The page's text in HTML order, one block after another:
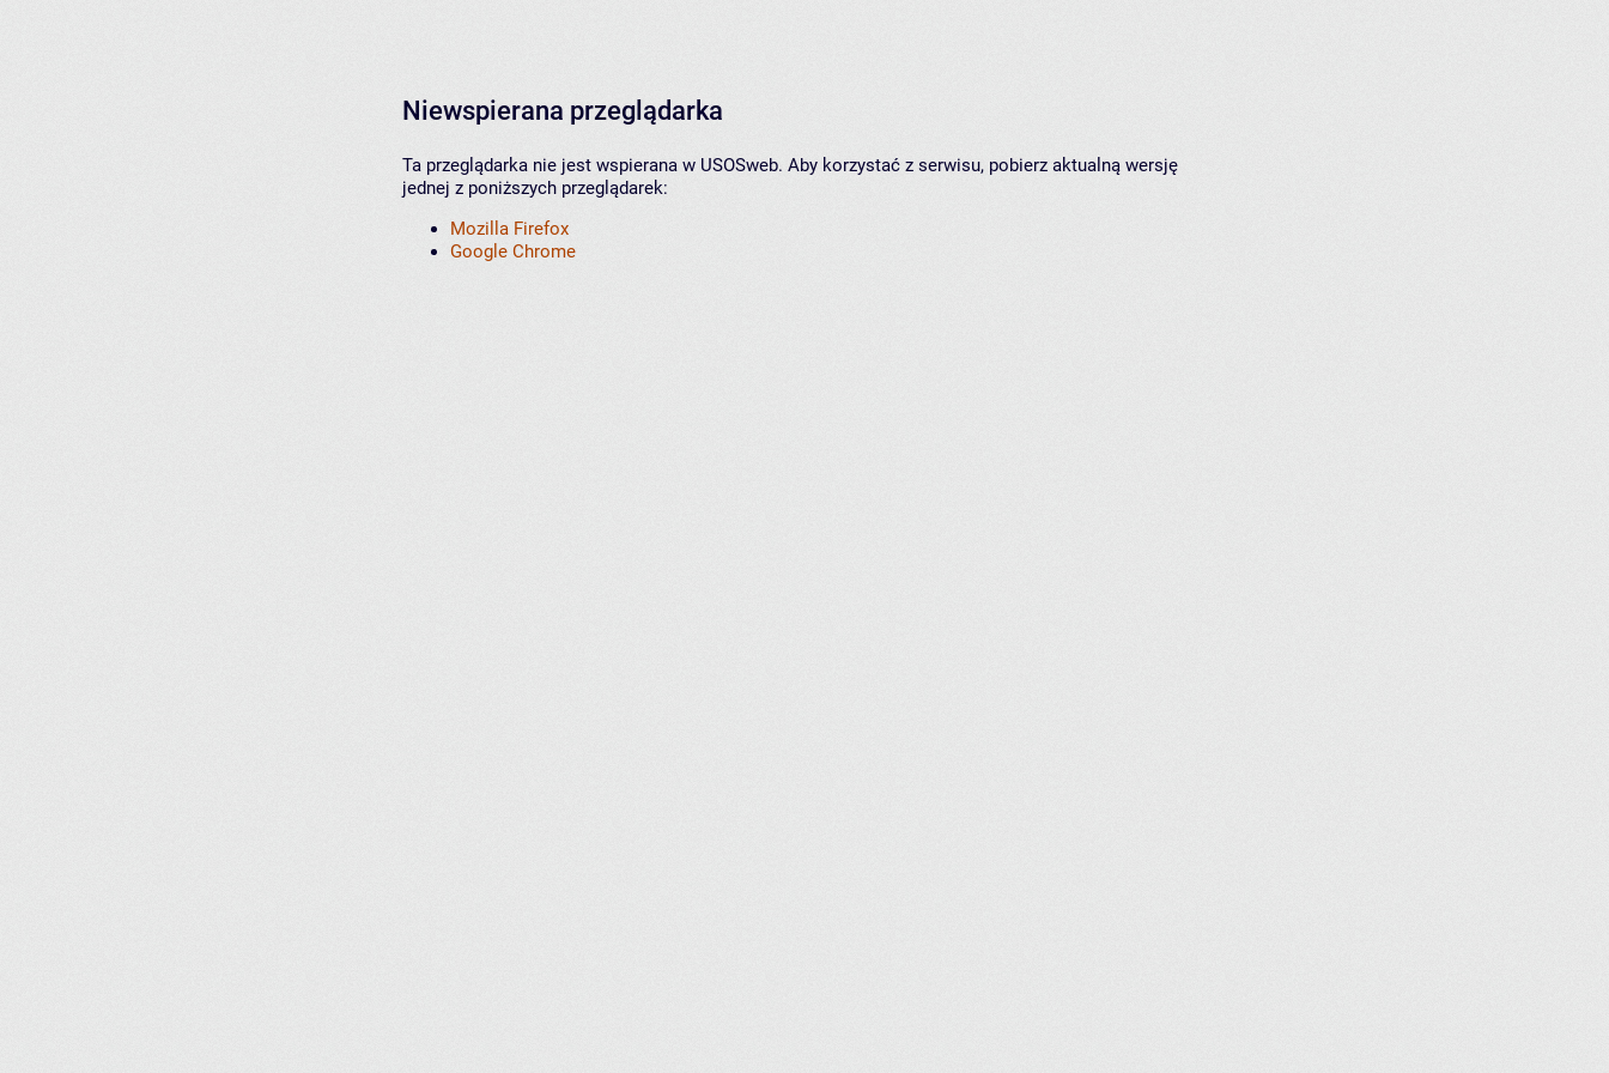
Niewspierana przeglądarka
Ta przeglądarka nie jest wspierana w USOSweb. Aby korzystać z serwisu, pobierz aktualną wersję
jednej z poniższych przeglądarek:
Mozilla Firefox
Google Chrome